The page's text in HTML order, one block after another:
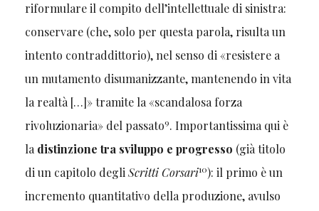
riformulare il compito dell’intellettuale di sinistra:
conservare (che, solo per questa parola, risulta un
intento contraddittorio), nel senso di «resistere a
un mutamento disumanizzante, mantenendo in vita
la realtà […]» tramite la «scandalosa forza
rivoluzionaria» del passato9. Importantissima qui è
ladistinzione tra sviluppo e progresso (già titolo
di un capitolo degliScritti Corsari10): il primo è un
incremento quantitativo della produzione, avulso